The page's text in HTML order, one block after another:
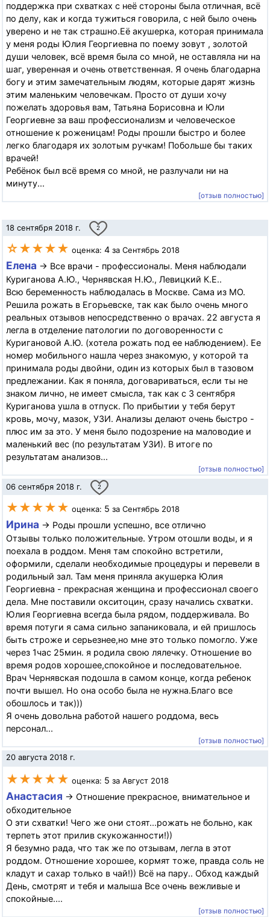
поддержка при схватках с неё стороны была отличная, всё
по делу, как и когда тужиться говорила, с ней было очень
уверено и не так страшно.Её акушерка, которая принимала
у меня роды Юлия Георгиевна по поему зовут , золотой
души человек, всё время была со мной, не оставляла ни на
шаг, уверенная и очень ответственная. Я очень благодарна
богу и этим замечательным людям, которые дарят жизнь
этим маленьким человечкам. Просто от души хочу
пожелать здоровья вам, Татьяна Борисовна и Юли
Георгиевне за ваш профессионализм и человеческое
отношение к роженицам! Роды прошли быстро и более
легко благодаря их золотым ручкам! Побольше бы таких
врачей!
Ребёнок был всё время со мной, не разлучали ни на
минуту...
[отзыв полностью]
18 сентября 2018 г. 2
☆★★★★ оценка: 4 за Сентябрь 2018
Елена → Все врачи - профессионалы. Меня наблюдали
Куриганова А.Ю., Чернявская Н.Ю., Левицкий К.Е..
Всю беременность наблюдалась в Москве. Сама из МО.
Решила рожать в Егорьевске, так как было очень много
реальных отзывов непосредственно о врачах. 22 августа я
легла в отделение патологии по договоренности с
Куригановой А.Ю. (хотела рожать под ее наблюдением). Ее
номер мобильного нашла через знакомую, у которой та
принимала роды двойни, один из которых был в тазовом
предлежании. Как я поняла, договариваться, если ты не
знаком лично, не имеет смысла, так как с 3 сентября
Куриганова ушла в отпуск. По прибытии у тебя берут
кровь, мочу, мазок, УЗИ. Анализы делают очень быстро -
плюс им за это. У меня было подозрение на маловодие и
маленький вес (по результатам УЗИ). В итоге по
результатам анализов...
[отзыв полностью]
06 сентября 2018 г. 2
★★★★★ оценка: 5 за Сентябрь 2018
Ирина → Роды прошли успешно, все отлично
Отзывы только положительные. Утром отошли воды, и я
поехала в роддом. Меня там спокойно встретили,
оформили, сделали необходимые процедуры и перевели в
родильный зал. Там меня приняла акушерка Юлия
Георгиевна - прекрасная женщина и профессионал своего
дела. Мне поставили окситоцин, сразу начались схватки.
Юлия Георгиевна всегда была рядом, поддерживала. Во
время потуги я сама сильно запаниковала, и ей пришлось
быть строже и серьезнее,но мне это только помогло. Уже
через 1час 25мин. я родила свою лялечку. Отношение во
время родов хорошее,спокойное и последовательное.
Врач Чернявская подошла в самом конце, когда ребенок
почти вышел. Но она особо была не нужна.Благо все
обошлось и так)))
Я очень довольна работой нашего роддома, весь
персонал...
[отзыв полностью]
20 августа 2018 г.
★★★★★ оценка: 5 за Август 2018
Анастасия → Отношение прекрасное, внимательное и
обходительное
О эти схватки! Чего же они стоят...рожать не больно, как
терпеть этот прилив скукожанности!))
Я безумно рада, что так же по отзывам, легла в этот
роддом. Отношение хорошее, кормят тоже, правда соль не
кладут и сахар только в чай!)) Всё на пару.. Обход каждый
День, смотрят и тебя и малыша Все очень вежливые и
спокойные....
[отзыв полностью]